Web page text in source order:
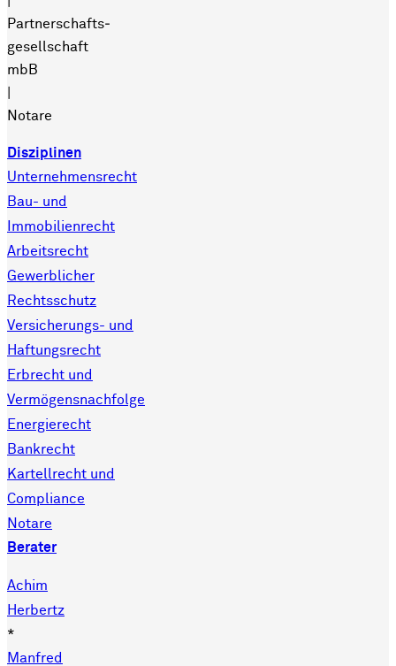
Partnerschafts­
gesellschaft
mbB
Notare
Disziplinen
Unternehmensrecht
Bau- und
Immobilienrecht
Arbeitsrecht
Gewerblicher
Rechtsschutz
Versicherungs- und
Haftungsrecht
Erbrecht und
Vermögensnachfolge
Energierecht
Bankrecht
Kartellrecht und
Compliance
Notare
Berater
Achim
Herbertz
*
Manfred